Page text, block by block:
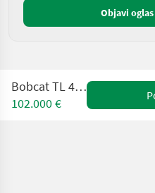
Objavi
Bobcat TL 43-80 HF
102.000 €